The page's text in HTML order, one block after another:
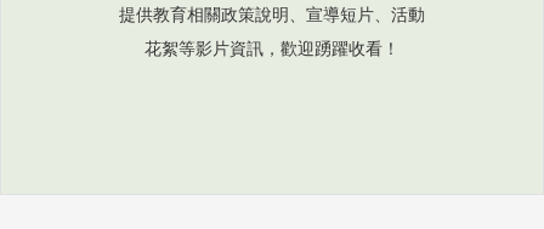
提供教育相關政策說明、宣導短片、活動
花絮等影片資訊，歡迎踴躍收看！